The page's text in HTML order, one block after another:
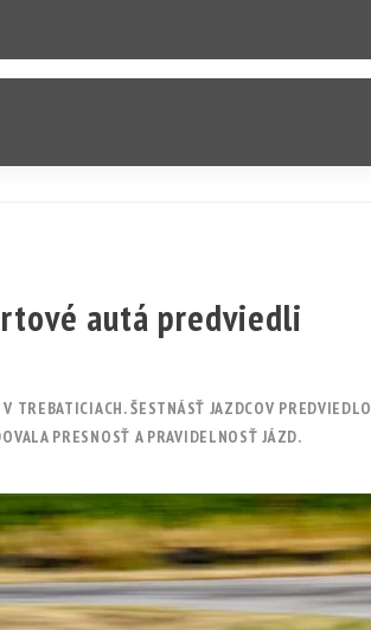
autá predviedli
TREBATICIACH. ŠESTNÁSŤ JAZDCOV PREDVIEDLO
PRESNOSŤ A PRAVIDELNOSŤ JÁZD.